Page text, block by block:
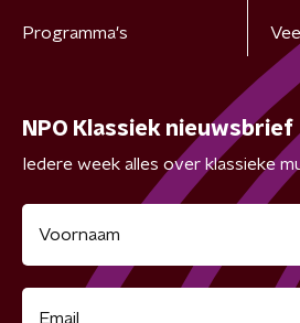
Programma's
NPO Klassiek nieuwsbrief
Iedere week alles over klassieke